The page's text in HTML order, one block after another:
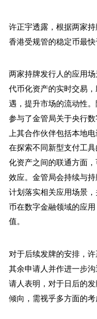
许正宇透露， 根据两家
香港受规管的稳定币最快
两家持牌发行人的应用
代币化资产的实时交易
遇，提升市场的流动性
参与了金管局关于央行
上其合作伙伴包括本地
在探索不同新型支付工
化资产之间的联通方面
效应。金管局会持续与
计划落实相关应用场景
币在数字金融领域的应
值。
对于后续发牌的安排， 许
其余申请人并作进一步
请人表明，对于日后的
倾向，需视乎多方面的考